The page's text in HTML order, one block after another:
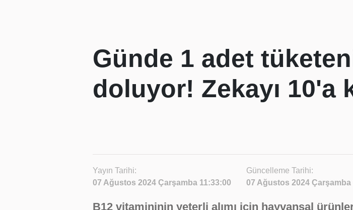
Günde 1 adet
doluyor! Zekayı 10'a
Yayın Tarihi:
07 Ağustos 2024 Çarşamba 11:33:00
Güncelleme Tarihi:
07 Ağustos 2024 Çarşamba
B12 vitamininin yeterli alımı için hayvansal